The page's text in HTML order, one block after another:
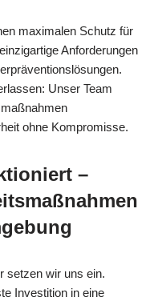
maximalen Schutz für
Anforderungen
Unser Team
ohne Kompromisse.
–
setzen wir uns ein.
Investition in eine